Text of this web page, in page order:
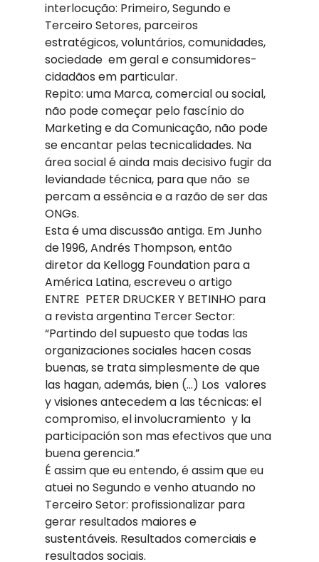
interlocução: Primeiro, Segundo e
Terceiro Setores, parceiros
estratégicos, voluntários, comunidades,
sociedade  em geral e consumidores-
cidadãos em particular.
Repito: uma Marca, comercial ou social,
não pode começar pelo fascínio do
Marketing e da Comunicação, não pode
se encantar pelas tecnicalidades. Na
área social é ainda mais decisivo fugir da
leviandade técnica, para que não  se
percam a essência e a razão de ser das
ONGs.
Esta é uma discussão antiga. Em Junho
de 1996, Andrés Thompson, então
diretor da Kellogg Foundation para a
América Latina, escreveu o artigo
ENTRE  PETER DRUCKER Y BETINHO para
a revista argentina Tercer Sector:
“Partindo del supuesto que todas las
organizaciones sociales hacen cosas
buenas, se trata simplesmente de que
las hagan, además, bien (…) Los  valores
y visiones antecedem a las técnicas: el
compromiso, el involucramiento  y la
participación son mas efectivos que una
buena gerencia.”
É assim que eu entendo, é assim que eu
atuei no Segundo e venho atuando no
Terceiro Setor: profissionalizar para
gerar resultados maiores e
sustentáveis. Resultados comerciais e
resultados sociais.